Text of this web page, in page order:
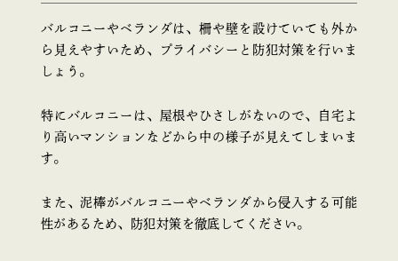
バルコニーやベランダは、柵や壁を設けていても外か
ら見えやすいため、プライバシーと防犯対策を行いま
しょう。
特にバルコニーは、屋根やひさしがないので、自宅よ
り高いマンションなどから中の様子が見えてしまいま
す。
また、泥棒がバルコニーやベランダから侵入する可能
性があるため、防犯対策を徹底してください。